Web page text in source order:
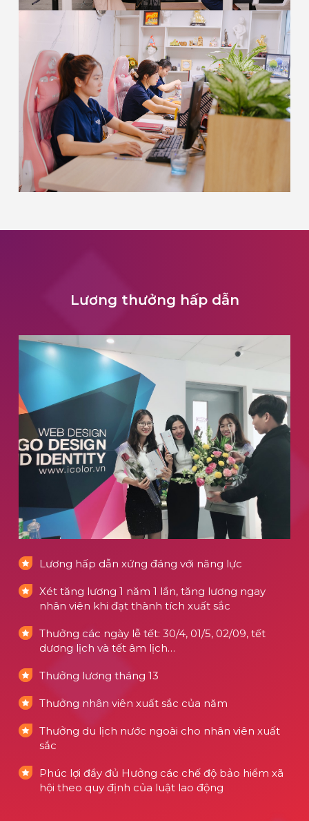
Lương thưởng hấp dẫn
Lương hấp dẫn xứng đáng với năng lực
Xét tăng lương 1 năm 1 lần, tăng lương ngay
nhân viên khi đạt thành tích xuất sắc
Thưởng các ngày lễ tết: 30/4, 01/5, 02/09, tết
dương lịch và tết âm lịch…
Thưởng lương tháng 13
Thưởng nhân viên xuất sắc của năm
Thưởng du lịch nước ngoài cho nhân viên xuất
sắc
Phúc lợi đầy đủ Hưởng các chế độ bảo hiểm xã
hội theo quy định của luật lao động